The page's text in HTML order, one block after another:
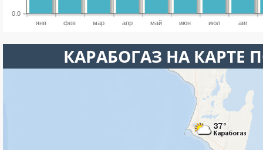
янв фев мар апр май июн июл авг
0.0
КАРАБОГАЗ НА КАРТЕ